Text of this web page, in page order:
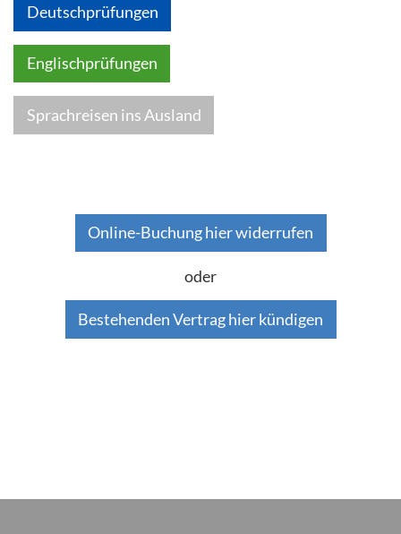
Deutschprüfungen
Englischprüfungen
Sprachreisen ins Ausland
Online-Buchung hier widerrufen
oder
Bestehenden Vertrag hier kündigen